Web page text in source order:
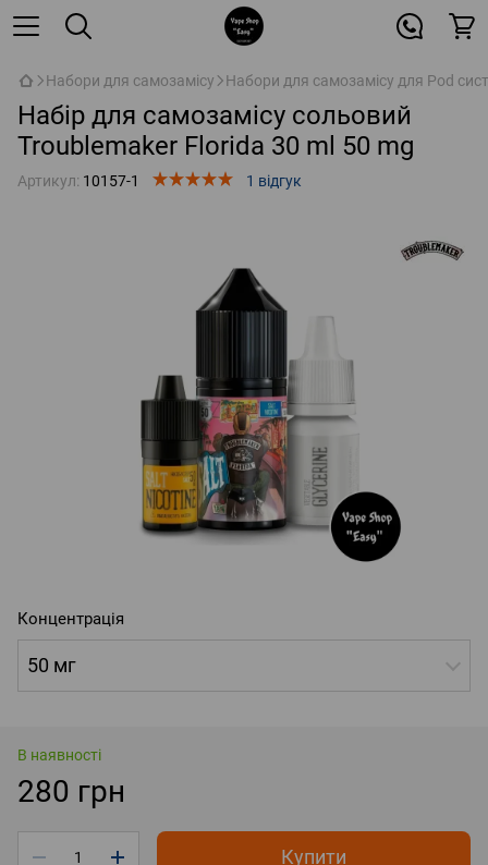
Набори для самозамісу Набори для самозамісу для Pod
Набір для самозамісу сольовий
Troublemaker Florida 30 ml 50 mg
Артикул: 10157-1 1 відгук
Концентрація
50 мг
В наявності
280 грн
Купити